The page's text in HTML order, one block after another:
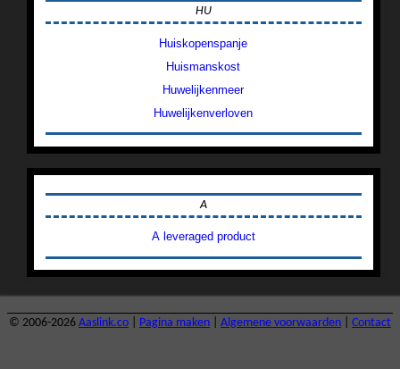
HU
Huiskopenspanje
Huismanskost
Huwelijkenmeer
Huwelijkenverloven
A
A leveraged product
© 2006-2026 Aaslink.co Pagina maken Algemene voorwaarden Contact